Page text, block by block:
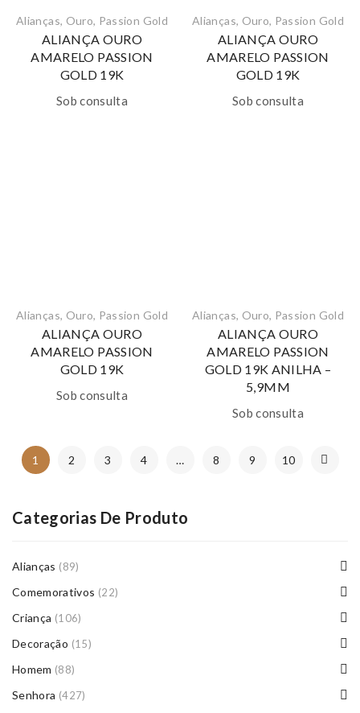
Alianças, Ouro, Passion Gold
ALIANÇA OURO
AMARELO PASSION
GOLD 19K
Sob consulta
Alianças, Ouro, Passion Gold
ALIANÇA OURO
AMARELO PASSION
GOLD 19K
Sob consulta
Alianças, Ouro, Passion Gold
ALIANÇA OURO
AMARELO PASSION
GOLD 19K
Sob consulta
Alianças, Ouro, Passion Gold
ALIANÇA OURO
AMARELO PASSION
GOLD 19K ANILHA –
5,9MM
Sob consulta
1 2 3 4 … 8 9 10
Categorias De Produto
Alianças (89)
Comemorativos (22)
Criança (106)
Decoração (15)
Homem (88)
Senhora (427)